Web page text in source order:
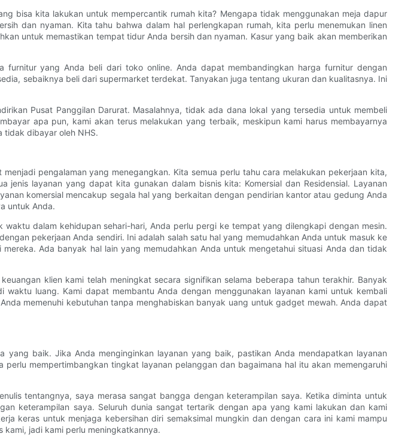
bisa kita lakukan untuk mempercantik rumah kita? Mengapa tidak menggunakan meja dapur
dan nyaman. Kita tahu bahwa dalam hal perlengkapan rumah, kita perlu menemukan linen
untuk memastikan tempat tidur Anda bersih dan nyaman. Kasur yang baik akan memberikan
yang Anda beli dari toko online. Anda dapat membandingkan harga furnitur dengan
sebaiknya beli dari supermarket terdekat. Tanyakan juga tentang ukuran dan kualitasnya. Ini
Pusat Panggilan Darurat. Masalahnya, tidak ada dana lokal yang tersedia untuk membeli
apa pun, kami akan terus melakukan yang terbaik, meskipun kami harus membayarnya
tidak dibayar oleh NHS.
pengalaman yang menegangkan. Kita semua perlu tahu cara melakukan pekerjaan kita,
layanan yang dapat kita gunakan dalam bisnis kita: Komersial dan Residensial. Layanan
komersial mencakup segala hal yang berkaitan dengan pendirian kantor atau gedung Anda
untuk Anda.
dalam kehidupan sehari-hari, Anda perlu pergi ke tempat yang dilengkapi dengan mesin.
pekerjaan Anda sendiri. Ini adalah salah satu hal yang memudahkan Anda untuk masuk ke
Ada banyak hal lain yang memudahkan Anda untuk mengetahui situasi Anda dan tidak
klien kami telah meningkat secara signifikan selama beberapa tahun terakhir. Banyak
luang. Kami dapat membantu Anda dengan menggunakan layanan kami untuk kembali
memenuhi kebutuhan tanpa menghabiskan banyak uang untuk gadget mewah. Anda dapat
baik. Jika Anda menginginkan layanan yang baik, pastikan Anda mendapatkan layanan
mempertimbangkan tingkat layanan pelanggan dan bagaimana hal itu akan memengaruhi
tentangnya, saya merasa sangat bangga dengan keterampilan saya. Ketika diminta untuk
keterampilan saya. Seluruh dunia sangat tertarik dengan apa yang kami lakukan dan kami
keras untuk menjaga kebersihan diri semaksimal mungkin dan dengan cara ini kami mampu
jadi kami perlu meningkatkannya.